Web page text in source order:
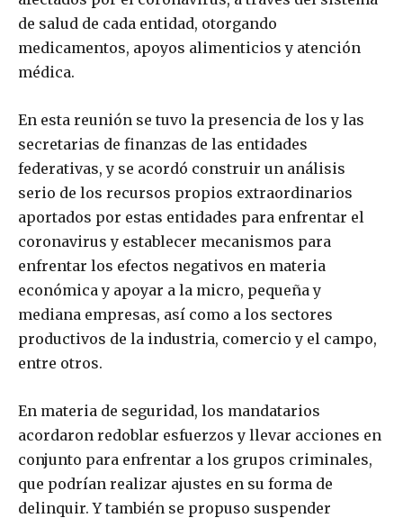
de salud de cada entidad, otorgando
medicamentos, apoyos alimenticios y atención
médica.
En esta reunión se tuvo la presencia de los y las
secretarias de finanzas de las entidades
federativas, y se acordó construir un análisis
serio de los recursos propios extraordinarios
aportados por estas entidades para enfrentar el
coronavirus y establecer mecanismos para
enfrentar los efectos negativos en materia
económica y apoyar a la micro, pequeña y
mediana empresas, así como a los sectores
productivos de la industria, comercio y el campo,
entre otros.
En materia de seguridad, los mandatarios
acordaron redoblar esfuerzos y llevar acciones en
conjunto para enfrentar a los grupos criminales,
que podrían realizar ajustes en su forma de
delinquir. Y también se propuso suspender